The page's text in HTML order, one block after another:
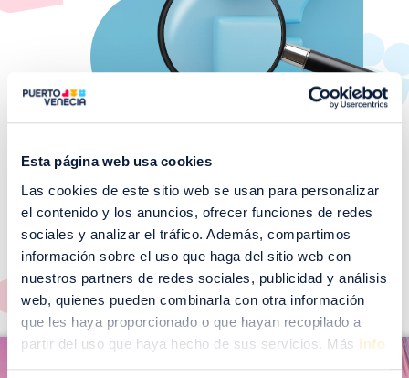
Esta página web usa cookies
Las cookies de este sitio web se usan para personalizar
el contenido y los anuncios, ofrecer funciones de redes
sociales y analizar el tráfico. Además, compartimos
información sobre el uso que haga del sitio web con
nuestros partners de redes sociales, publicidad y análisis
web, quienes pueden combinarla con otra información
que les haya proporcionado o que hayan recopilado a
partir del uso que haya hecho de sus servicios. Más info
¡No te pierdas nuestros
EVENTOS!
Ver todos >
I